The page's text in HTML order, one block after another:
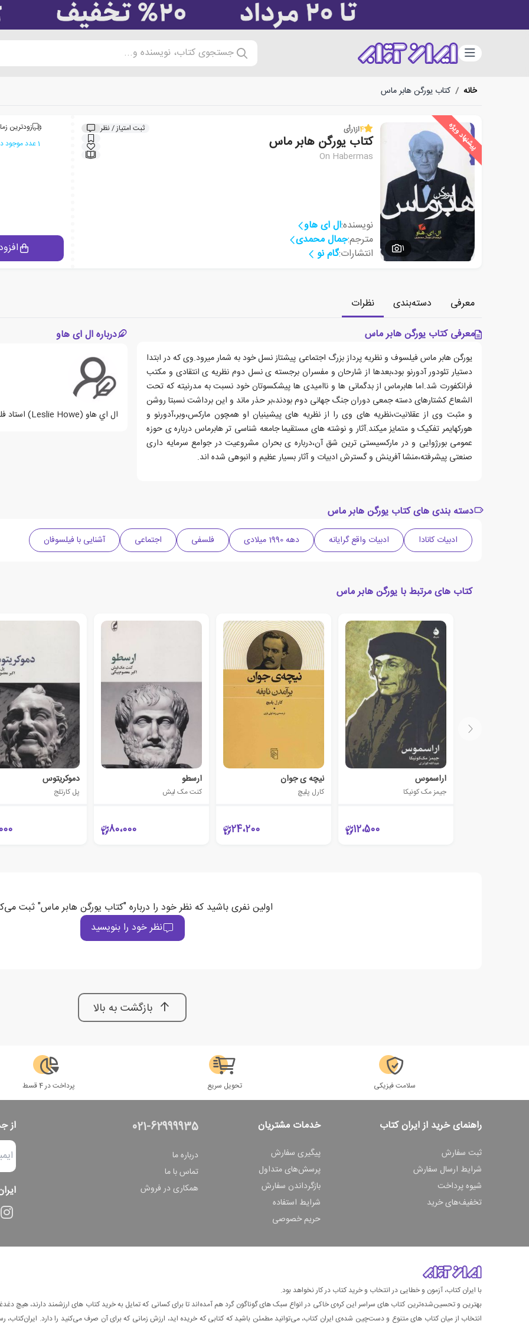
دسته‌بندی جستجوی کتاب، نویسنده و...
خانه / کتاب یورگن هابر ماس
پیشنهاد ویژه
1
4از1رأی ثبت امتیاز / نظر
کتاب یورگن هابر ماس
On Habermas
نویسنده:ال ای هاو
مترجم:جمال محمدی
انتشارات:گام نو
زودترین
1 عدد موجود در انبار ایران کتاب
معرفی دسته‌بندی
نظرات
معرفی کتاب یورگن هابر ماس
یورگن هابر ماس فیلسوف و نظریه پرداز بزرگ اجتماعی پیشتاز نسل خود به شمار میرود.وی که در ابتدا
دستیار تئودور آدورنو بود،بعدها از شارحان و مفسران برجسته ی نسل دوم نظریه ی انتقادی و مکتب
فرانکفورت شد.اما هابرماس از بدگمانی ها و ناامیدی ها پیشکسوتان خود نسبت به مدرنیته که تحت
الشعاع کشتارهای دسته جمعی دوران جنگ جهانی دوم بودند،بر حذر ماند و این برداشت نسبتا روشن
و مثبت وی از عقلانیت،نظریه های وی را از نظریه های پیشینیان او همچون مارکس،وبر،آدورنو و
هورکهایمر تفکیک و متمایز میکند.آثار و نوشته های مستقیما جامعه شناسی تر هابرماس درباره ی حوزه
عمومی بورژوایی و در مارکسیستی ترین شق آن،درباره ی بحران مشروعیت در جوامع سرمایه داری
صنعتی پیشرفته،منشا آفرینش و گسترش ادبیات و آثار بسیار عظیم و انبوهی شده اند.
درباره ال ای هاو
ال اي هاو (Leslie Howe) استاد فلسفه دانشگاه ساسکاچوان کانادا می باشد.
دسته بندی های کتاب یورگن هابر ماس
ادبیات کانادا ادبیات واقع گرایانه دهه 1990 میلادی فلسفی اجتماعی آشنایی با فیلسوفان
کتاب های مرتبط با یورگن هابر ماس
اراسموس
جیمز مک کونیکا
12،500
نیچه ی جوان
کارل پلیچ
24،200
ارسطو
کنت مک لیش
80،000
دموکریتوس
پل کارتلج
اولین نفری باشید که نظر خود را درباره "کتاب یورگن هابر ماس" ثبت
نظر خود را بنویسید
بازگشت به بالا
سلامت فیزیکی تحویل سریع پرداخت در 4 قسط
راهنمای خرید از ایران کتاب
ثبت سفارش
شرایط ارسال سفارش
شیوه پرداخت
تخفیف‌های خرید
خدمات مشتریان
پیگیری سفارش
پرسش‌های متداول
بازگرداندن سفارش
شرایط استفاده
حریم خصوصی
021-62999935
درباره ما
تماس با ما
همکاری در فروش
از
با ایران کتاب، آزمون و خطایی در انتخاب و خرید کتاب در کار نخواهد بود.
بهترین و تحسین‌شده‌ترین کتاب‌ های سراسر این کره‌ی خاکی در انواع سبک های گوناگون گرد هم آمده‌اند تا برای کسانی که تمایل به خرید کتاب های ارزشمند دارند، هیچ
انتخاب از میان کتاب های متنوع و دست‌چین شده‌ی ایران کتاب، می‌توانید مطمئن باشید که کتابی که خریده اید، ارزش زمانی که برای آن صرف می‌کنید را دارد. ایران‌کتاب،